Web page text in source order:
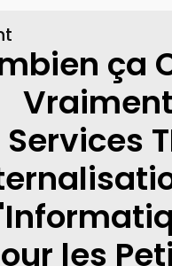
ça
Services
les